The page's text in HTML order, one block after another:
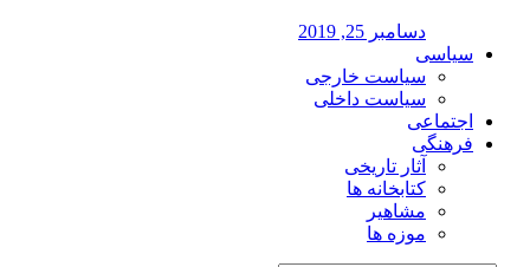
دسامبر 25, 2019
سیاسی
سیاست خارجی
سیاست داخلی
اجتماعی
فرهنگی
آثار تاریخی
کتابخانه ها
مشاهیر
موزه ها